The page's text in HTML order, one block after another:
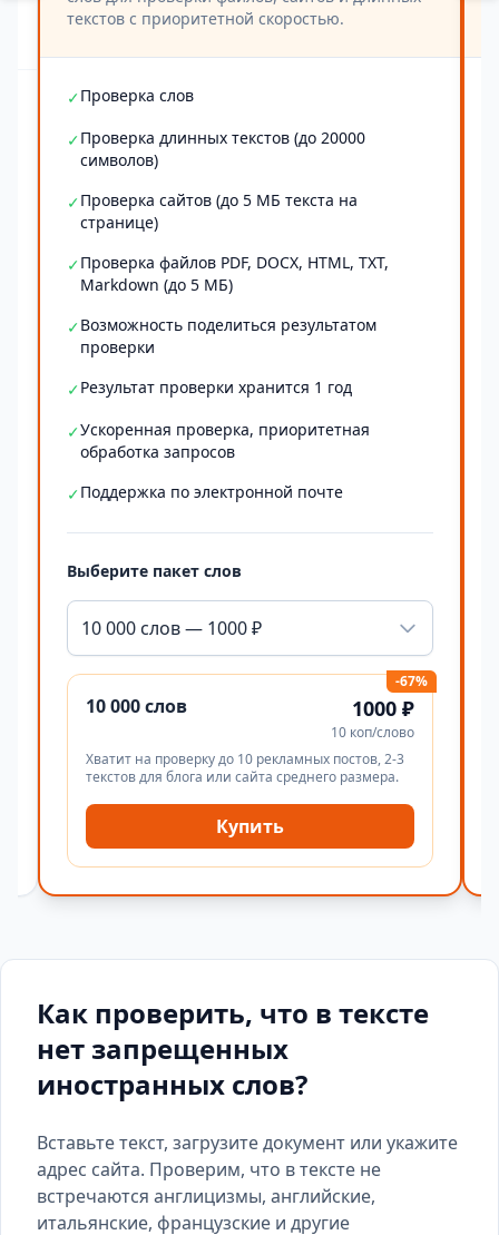
текстов с приоритетной скоростью.
✓Проверка слов
✓Проверка длинных текстов (до 20000
символов)
✓Проверка сайтов (до 5 МБ текста на
странице)
✓Проверка файлов PDF, DOCX, HTML, TXT,
Markdown (до 5 МБ)
✓Возможность поделиться результатом
проверки
✓Результат проверки хранится 1 год
✓Ускоренная проверка, приоритетная
обработка запросов
✓Поддержка по электронной почте
Выберите пакет слов
10 000 слов — 1000 ₽
-67%
10 000 слов 1000 ₽
10 коп/слово
Хватит на проверку до 10 рекламных постов, 2-3
текстов для блога или сайта среднего размера.
Купить
Как проверить, что в тексте
нет запрещенных
иностранных слов?
Вставьте текст, загрузите документ или укажите
адрес сайта. Проверим, что в тексте не
встречаются англицизмы, английские,
итальянские, французские и другие